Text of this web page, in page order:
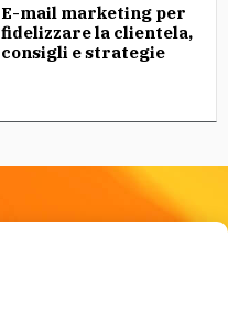
E-mail marketing per
fidelizzare la clientela,
consigli e strategie